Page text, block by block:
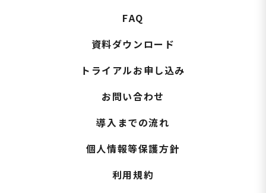
FAQ
資料ダウンロード
トライアルお申し込み
お問い合わせ
導入までの流れ
個人情報等保護方針
利用規約